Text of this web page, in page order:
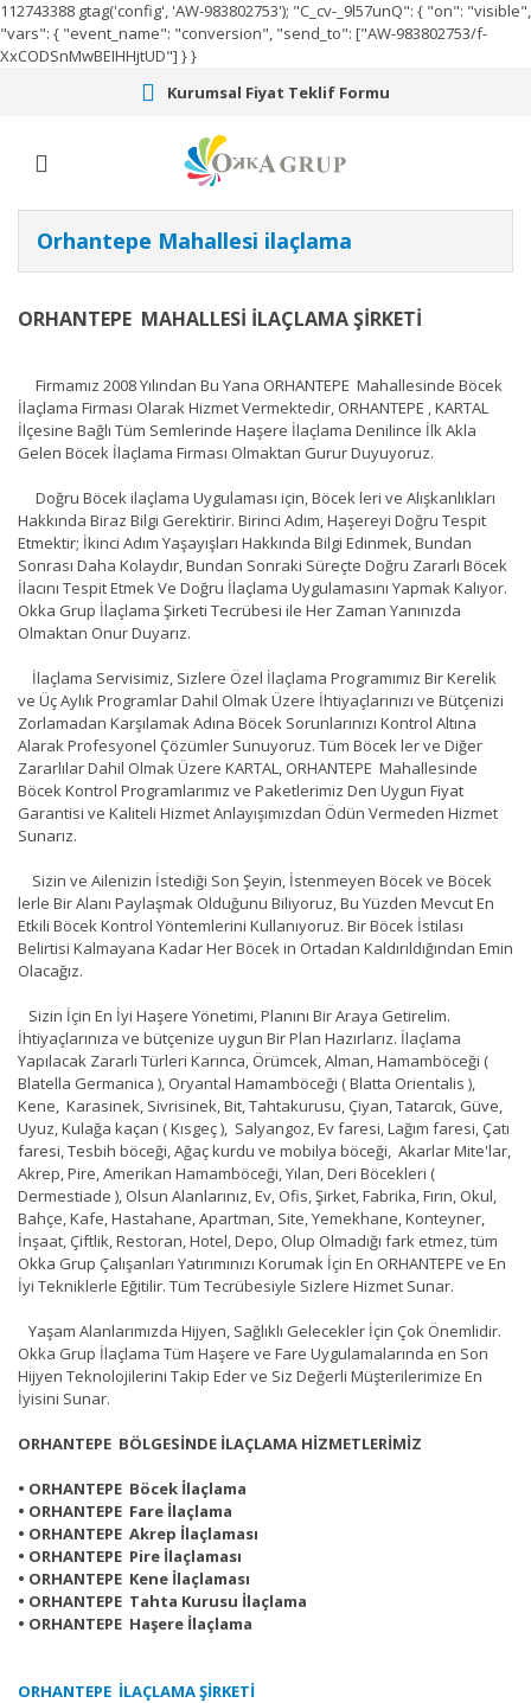
112743388 gtag('config', 'AW-983802753'); "C_cv-_9l57unQ": { "on": "visible",
"vars": { "event_name": "conversion", "send_to": ["AW-983802753/f-
XxCODSnMwBEIHHjtUD"] } }
Kurumsal Fiyat Teklif Formu
Orhantepe Mahallesi ilaçlama
ORHANTEPE MAHALLESİ İLAÇLAMA ŞİRKETİ
Firmamız 2008 Yılından Bu Yana ORHANTEPE Mahallesinde Böcek
İlaçlama Firması Olarak Hizmet Vermektedir, ORHANTEPE , KARTAL
İlçesine Bağlı Tüm Semlerinde Haşere İlaçlama Denilince İlk Akla
Gelen Böcek İlaçlama Firması Olmaktan Gurur Duyuyoruz.
Doğru Böcek ilaçlama Uygulaması için, Böcek leri ve Alışkanlıkları
Hakkında Biraz Bilgi Gerektirir. Birinci Adım, Haşereyi Doğru Tespit
Etmektir; İkinci Adım Yaşayışları Hakkında Bilgi Edinmek, Bundan
Sonrası Daha Kolaydır, Bundan Sonraki Süreçte Doğru Zararlı Böcek
İlacını Tespit Etmek Ve Doğru İlaçlama Uygulamasını Yapmak Kalıyor.
Okka Grup İlaçlama Şirketi Tecrübesi ile Her Zaman Yanınızda
Olmaktan Onur Duyarız.
İlaçlama Servisimiz, Sizlere Özel İlaçlama Programımız Bir Kerelik
ve Üç Aylık Programlar Dahil Olmak Üzere İhtiyaçlarınızı ve Bütçenizi
Zorlamadan Karşılamak Adına Böcek Sorunlarınızı Kontrol Altına
Alarak Profesyonel Çözümler Sunuyoruz. Tüm Böcek ler ve Diğer
Zararlılar Dahil Olmak Üzere KARTAL, ORHANTEPE Mahallesinde
Böcek Kontrol Programlarımız ve Paketlerimiz Den Uygun Fiyat
Garantisi ve Kaliteli Hizmet Anlayışımızdan Ödün Vermeden Hizmet
Sunarız.
Sizin ve Ailenizin İstediği Son Şeyin, İstenmeyen Böcek ve Böcek
lerle Bir Alanı Paylaşmak Olduğunu Biliyoruz, Bu Yüzden Mevcut En
Etkili Böcek Kontrol Yöntemlerini Kullanıyoruz. Bir Böcek İstilası
Belirtisi Kalmayana Kadar Her Böcek in Ortadan Kaldırıldığından Emin
Olacağız.
Sizin İçin En İyi Haşere Yönetimi, Planını Bir Araya Getirelim.
İhtiyaçlarınıza ve bütçenize uygun Bir Plan Hazırlarız. İlaçlama
Yapılacak Zararlı Türleri Karınca, Örümcek, Alman, Hamamböceği (
Blatella Germanica ), Oryantal Hamamböceği ( Blatta Orientalis ),
Kene, Karasinek, Sivrisinek, Bit, Tahtakurusu, Çiyan, Tatarcık, Güve,
Uyuz, Kulağa kaçan ( Kısgeç ), Salyangoz, Ev faresi, Lağım faresi, Çatı
faresi, Tesbih böceği, Ağaç kurdu ve mobilya böceği, Akarlar Mite'lar,
Akrep, Pire, Amerikan Hamamböceği, Yılan, Deri Böcekleri (
Dermestiade ), Olsun Alanlarınız, Ev, Ofis, Şirket, Fabrika, Fırın, Okul,
Bahçe, Kafe, Hastahane, Apartman, Site, Yemekhane, Konteyner,
İnşaat, Çiftlik, Restoran, Hotel, Depo, Olup Olmadığı fark etmez, tüm
Okka Grup Çalışanları Yatırımınızı Korumak İçin En ORHANTEPE ve En
İyi Tekniklerle Eğitilir. Tüm Tecrübesiyle Sizlere Hizmet Sunar.
Yaşam Alanlarımızda Hijyen, Sağlıklı Gelecekler İçin Çok Önemlidir.
Okka Grup İlaçlama Tüm Haşere ve Fare Uygulamalarında en Son
Hijyen Teknolojilerini Takip Eder ve Siz Değerli Müşterilerimize En
İyisini Sunar.
ORHANTEPE BÖLGESİNDE İLAÇLAMA HİZMETLERİMİZ
• ORHANTEPE Böcek İlaçlama
• ORHANTEPE Fare İlaçlama
• ORHANTEPE Akrep İlaçlaması
• ORHANTEPE Pire İlaçlaması
• ORHANTEPE Kene İlaçlaması
• ORHANTEPE Tahta Kurusu İlaçlama
• ORHANTEPE Haşere İlaçlama
ORHANTEPE İLAÇLAMA ŞİRKETİ